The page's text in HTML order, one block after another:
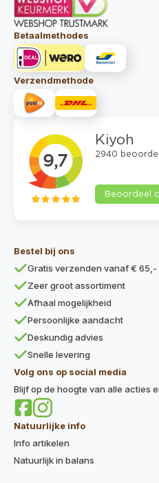
Betaalmethodes
Verzendmethode
Bestel bij ons
Gratis verzenden vanaf € 65,-
Zeer groot assortiment
Afhaal mogelijkheid
Persoonlijke aandacht
Deskundig advies
Snelle levering
Volg ons op social media
Blijf op de hoogte van alle acties
Natuurlijke info
Info artikelen
Natuurlijk in balans